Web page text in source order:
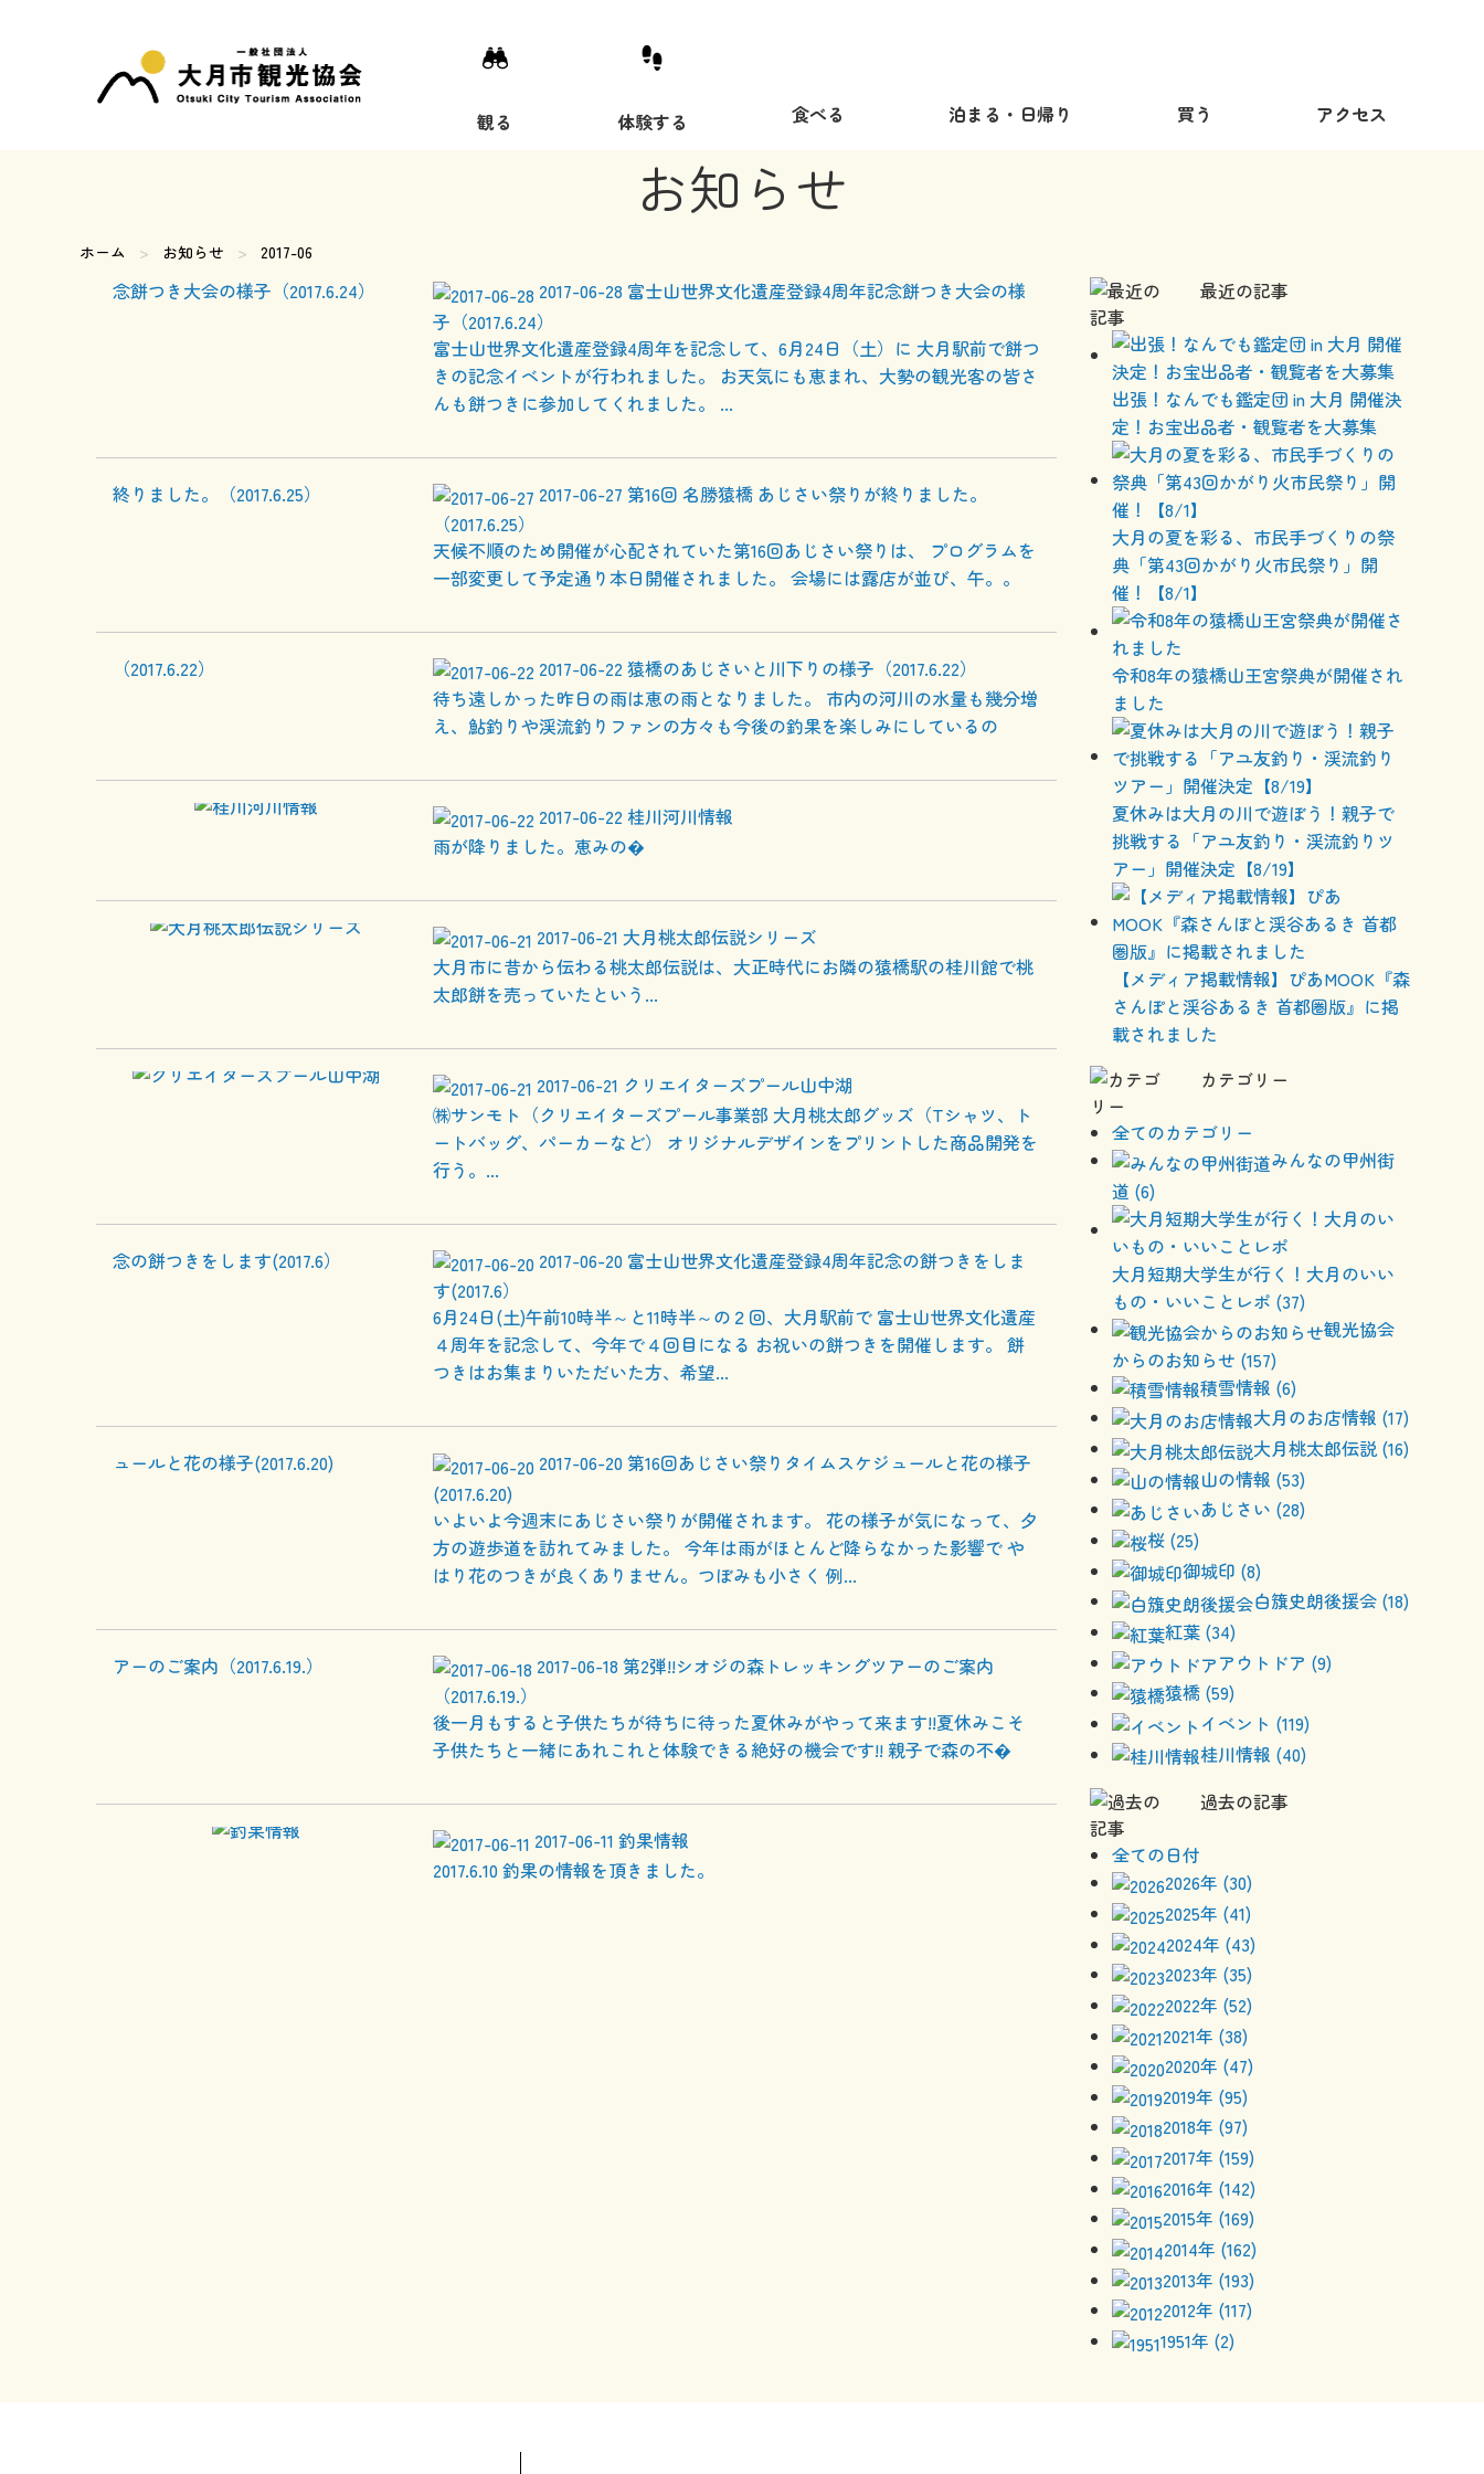
観る 体験する 食べる 泊まる・日帰り 買う アクセス
お知らせ
ホーム お知らせ 現在のページ:
2017-06
最近の記事
出張！なんでも鑑定団 in 大月 開催決
定！お宝出品者・観覧者を大募集
大月の夏を彩る、市民手づくりの祭
典「第43回かがり火市民祭り」開
催！【8/1】
令和8年の猿橋山王宮祭典が開催され
ました
夏休みは大月の川で遊ぼう！親子で
挑戦する「アユ友釣り・渓流釣りツ
アー」開催決定【8/19】
【メディア掲載情報】ぴあMOOK『森
さんぽと渓谷あるき 首都圏版』に掲
載されました
カテゴリー
全てのカテゴリー
みんなの甲州街
道 (6)
大月短期大学生が行く！大月のいい
もの・いいことレポ (37)
観光協会
からのお知らせ (157)
積雪情報 (6)
大月のお店情報 (17)
大月桃太郎伝説 (16)
山の情報 (53)
あじさい (28)
桜 (25)
御城印 (8)
白籏史朗後援会 (18)
紅葉 (34)
アウトドア (9)
猿橋 (59)
イベント (119)
桂川情報 (40)
過去の記事
全ての日付
2026年 (30)
2025年 (41)
2024年 (43)
2023年 (35)
2022年 (52)
2021年 (38)
2020年 (47)
2019年 (95)
2018年 (97)
2017年 (159)
2016年 (142)
2015年 (169)
2014年 (162)
2013年 (193)
2012年 (117)
1951年 (2)
2017-06-28 富士山世界文化遺産登録4周年記念餅つき大会の様
子（2017.6.24）
富士山世界文化遺産登録4周年を記念して、6月24日（土）に 大月駅前で餅つ
きの記念イベントが行われました。 お天気にも恵まれ、大勢の観光客の皆さ
んも餅つきに参加してくれました。 ...
2017-06-27 第16回 名勝猿橋 あじさい祭りが終りました。
（2017.6.25）
天候不順のため開催が心配されていた第16回あじさい祭りは、 プログラムを
一部変更して予定通り本日開催されました。 会場には露店が並び、午。。
2017-06-22 猿橋のあじさいと川下りの様子（2017.6.22）
待ち遠しかった昨日の雨は恵の雨となりました。 市内の河川の水量も幾分増
え、鮎釣りや渓流釣りファンの方々も今後の釣果を楽しみにしているの
2017-06-22 桂川河川情報
雨が降りました。恵みの�
2017-06-21 大月桃太郎伝説シリーズ
大月市に昔から伝わる桃太郎伝説は、大正時代にお隣の猿橋駅の桂川館で桃
太郎餅を売っていたという...
2017-06-21 クリエイターズプール山中湖
㈱サンモト（クリエイターズプール事業部 大月桃太郎グッズ（Tシャツ、ト
ートバッグ、パーカーなど） オリジナルデザインをプリントした商品開発を
行う。...
2017-06-20 富士山世界文化遺産登録4周年記念の餅つきをしま
す(2017.6）
6月24日(土)午前10時半～と11時半～の２回、大月駅前で 富士山世界文化遺産
４周年を記念して、今年で４回目になる お祝いの餅つきを開催します。 餅
つきはお集まりいただいた方、希望...
2017-06-20第16回あじさい祭りタイムスケジュールと花の様子
(2017.6.20)
いよいよ今週末にあじさい祭りが開催されます。 花の様子が気になって、夕
方の遊歩道を訪れてみました。 今年は雨がほとんど降らなかった影響で や
はり花のつきが良くありません。つぼみも小さく 例...
2017-06-18 第2弾!!シオジの森トレッキングツアーのご案内
（2017.6.19.）
後一月もすると子供たちが待ちに待った夏休みがやって来ます!!夏休みこそ
子供たちと一緒にあれこれと体験できる絶好の機会です!! 親子で森の不�
2017-06-11 釣果情報
2017.6.10 釣果の情報を頂きました。